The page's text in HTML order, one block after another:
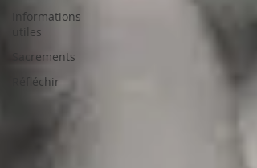
Informations
utiles
Sacrements
Réfléchir